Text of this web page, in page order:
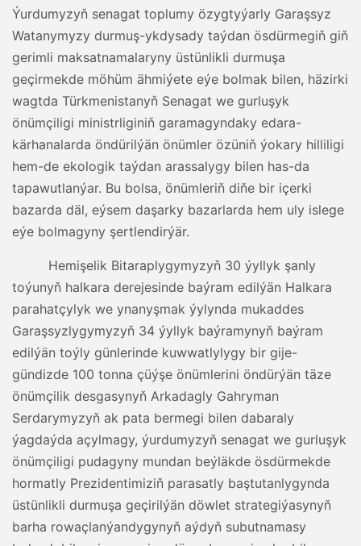
Ýurdumyzyň senagat toplumy özygtyýarly Garaşsyz
Watanymyzy durmuş-ykdysady taýdan ösdürmegiň giň
gerimli maksatnamalaryny üstünlikli durmuşa
geçirmekde möhüm ähmiýete eýe bolmak bilen, häzirki
wagtda Türkmenistanyň Senagat we gurluşyk
önümçiligi ministrliginiň garamagyndaky edara-
kärhanalarda öndürilýän önümler özüniň ýokary hilliligi
hem-de ekologik taýdan arassalygy bilen has-da
tapawutlanýar. Bu bolsa, önümleriň diňe bir içerki
bazarda däl, eýsem daşarky bazarlarda hem uly islege
eýe bolmagyny şertlendirýär.
Hemişelik Bitaraplygymyzyň 30 ýyllyk şanly
toýunyň halkara derejesinde baýram edilýän Halkara
parahatçylyk we ynanyşmak ýylynda mukaddes
Garaşsyzlygymyzyň 34 ýyllyk baýramynyň baýram
edilýän toýly günlerinde kuwwatlylygy bir gije-
gündizde 100 tonna çüýşe önümlerini öndürýän täze
önümçilik desgasynyň Arkadagly Gahryman
Serdarymyzyň ak pata bermegi bilen dabaraly
ýagdaýda açylmagy, ýurdumyzyň senagat we gurluşyk
önümçiligi pudagyny mundan beýläkde ösdürmekde
hormatly Prezidentimiziň parasatly baştutanlygynda
üstünlikli durmuşa geçirilýän döwlet strategiýasynyň
barha rowaçlanýandygynyň aýdyň subutnamasy